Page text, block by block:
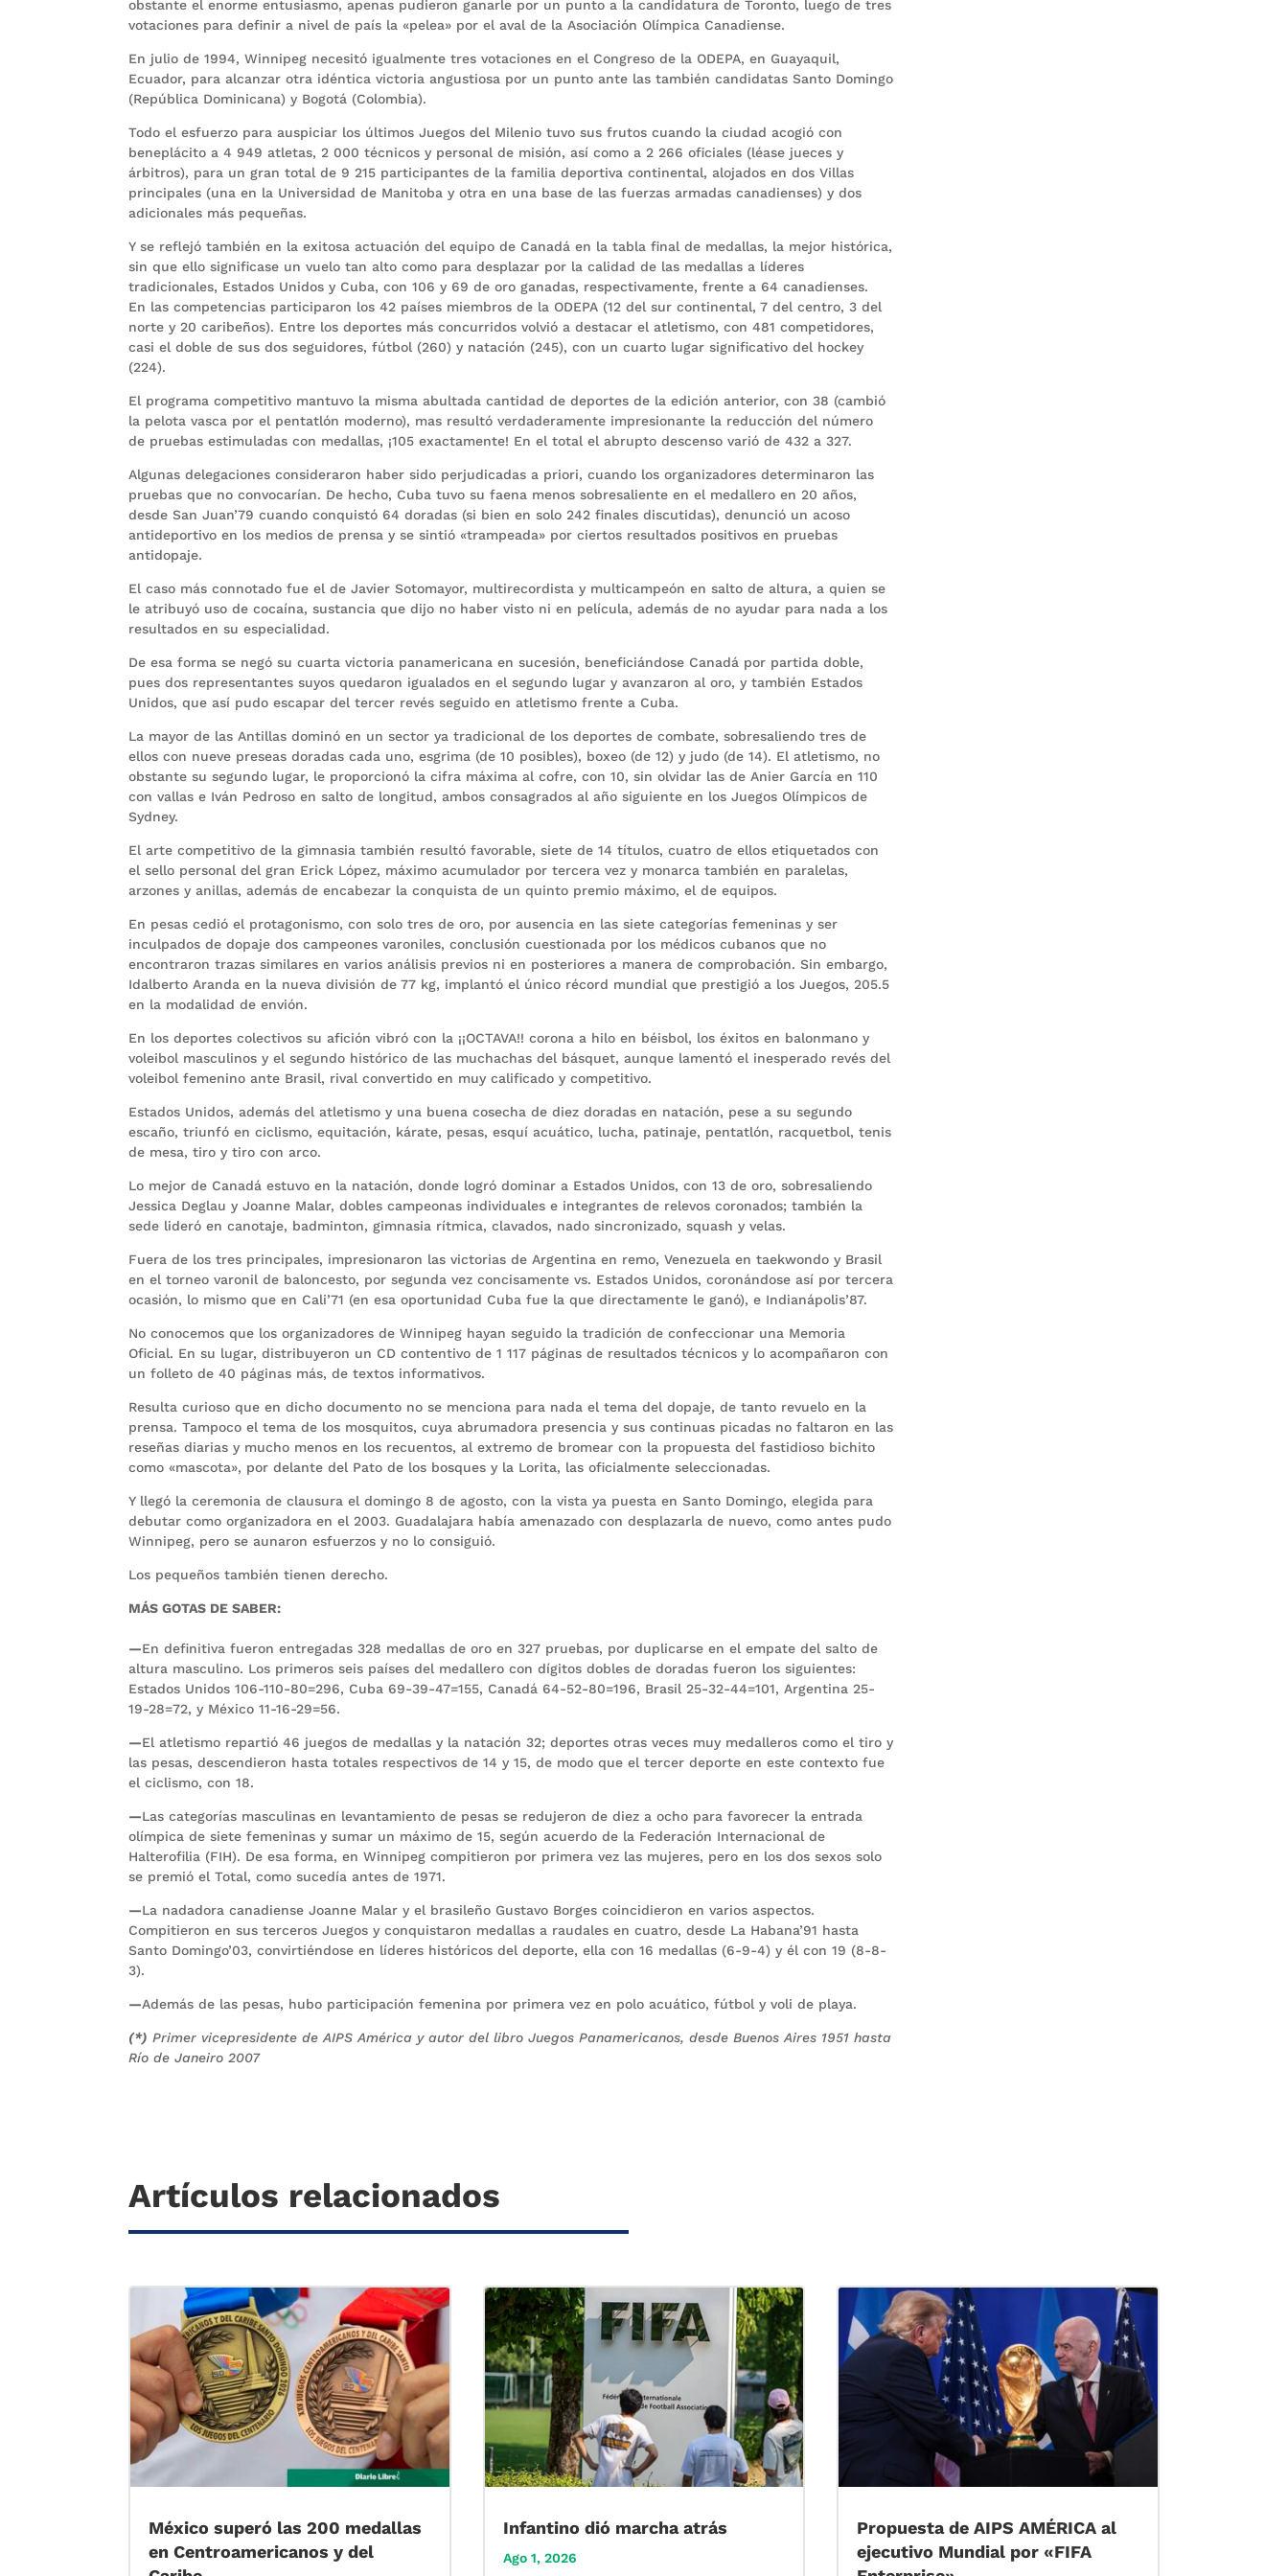
obstante el enorme entusiasmo, apenas pudieron ganarle por un punto a la candidatura de Toronto, luego de tres
votaciones para definir a nivel de país la «pelea» por el aval de la Asociación Olímpica Canadiense.
En julio de 1994, Winnipeg necesitó igualmente tres votaciones en el Congreso de la ODEPA, en Guayaquil,
Ecuador, para alcanzar otra idéntica victoria angustiosa por un punto ante las también candidatas Santo Domingo
(República Dominicana) y Bogotá (Colombia).
Todo el esfuerzo para auspiciar los últimos Juegos del Milenio tuvo sus frutos cuando la ciudad acogió con
beneplácito a 4 949 atletas, 2 000 técnicos y personal de misión, así como a 2 266 oficiales (léase jueces y
árbitros), para un gran total de 9 215 participantes de la familia deportiva continental, alojados en dos Villas
principales (una en la Universidad de Manitoba y otra en una base de las fuerzas armadas canadienses) y dos
adicionales más pequeñas.
Y se reflejó también en la exitosa actuación del equipo de Canadá en la tabla final de medallas, la mejor histórica,
sin que ello significase un vuelo tan alto como para desplazar por la calidad de las medallas a líderes
tradicionales, Estados Unidos y Cuba, con 106 y 69 de oro ganadas, respectivamente, frente a 64 canadienses.
En las competencias participaron los 42 países miembros de la ODEPA (12 del sur continental, 7 del centro, 3 del
norte y 20 caribeños). Entre los deportes más concurridos volvió a destacar el atletismo, con 481 competidores,
casi el doble de sus dos seguidores, fútbol (260) y natación (245), con un cuarto lugar significativo del hockey
(224).
El programa competitivo mantuvo la misma abultada cantidad de deportes de la edición anterior, con 38 (cambió
la pelota vasca por el pentatlón moderno), mas resultó verdaderamente impresionante la reducción del número
de pruebas estimuladas con medallas, ¡105 exactamente! En el total el abrupto descenso varió de 432 a 327.
Algunas delegaciones consideraron haber sido perjudicadas a priori, cuando los organizadores determinaron las
pruebas que no convocarían. De hecho, Cuba tuvo su faena menos sobresaliente en el medallero en 20 años,
desde San Juan’79 cuando conquistó 64 doradas (si bien en solo 242 finales discutidas), denunció un acoso
antideportivo en los medios de prensa y se sintió «trampeada» por ciertos resultados positivos en pruebas
antidopaje.
El caso más connotado fue el de Javier Sotomayor, multirecordista y multicampeón en salto de altura, a quien se
le atribuyó uso de cocaína, sustancia que dijo no haber visto ni en película, además de no ayudar para nada a los
resultados en su especialidad.
De esa forma se negó su cuarta victoria panamericana en sucesión, beneficiándose Canadá por partida doble,
pues dos representantes suyos quedaron igualados en el segundo lugar y avanzaron al oro, y también Estados
Unidos, que así pudo escapar del tercer revés seguido en atletismo frente a Cuba.
La mayor de las Antillas dominó en un sector ya tradicional de los deportes de combate, sobresaliendo tres de
ellos con nueve preseas doradas cada uno, esgrima (de 10 posibles), boxeo (de 12) y judo (de 14). El atletismo, no
obstante su segundo lugar, le proporcionó la cifra máxima al cofre, con 10, sin olvidar las de Anier García en 110
con vallas e Iván Pedroso en salto de longitud, ambos consagrados al año siguiente en los Juegos Olímpicos de
Sydney.
El arte competitivo de la gimnasia también resultó favorable, siete de 14 títulos, cuatro de ellos etiquetados con
el sello personal del gran Erick López, máximo acumulador por tercera vez y monarca también en paralelas,
arzones y anillas, además de encabezar la conquista de un quinto premio máximo, el de equipos.
En pesas cedió el protagonismo, con solo tres de oro, por ausencia en las siete categorías femeninas y ser
inculpados de dopaje dos campeones varoniles, conclusión cuestionada por los médicos cubanos que no
encontraron trazas similares en varios análisis previos ni en posteriores a manera de comprobación. Sin embargo,
Idalberto Aranda en la nueva división de 77 kg, implantó el único récord mundial que prestigió a los Juegos, 205.5
en la modalidad de envión.
En los deportes colectivos su afición vibró con la ¡¡OCTAVA!! corona a hilo en béisbol, los éxitos en balonmano y
voleibol masculinos y el segundo histórico de las muchachas del básquet, aunque lamentó el inesperado revés del
voleibol femenino ante Brasil, rival convertido en muy calificado y competitivo.
Estados Unidos, además del atletismo y una buena cosecha de diez doradas en natación, pese a su segundo
escaño, triunfó en ciclismo, equitación, kárate, pesas, esquí acuático, lucha, patinaje, pentatlón, racquetbol, tenis
de mesa, tiro y tiro con arco.
Lo mejor de Canadá estuvo en la natación, donde logró dominar a Estados Unidos, con 13 de oro, sobresaliendo
Jessica Deglau y Joanne Malar, dobles campeonas individuales e integrantes de relevos coronados; también la
sede lideró en canotaje, badminton, gimnasia rítmica, clavados, nado sincronizado, squash y velas.
Fuera de los tres principales, impresionaron las victorias de Argentina en remo, Venezuela en taekwondo y Brasil
en el torneo varonil de baloncesto, por segunda vez concisamente vs. Estados Unidos, coronándose así por tercera
ocasión, lo mismo que en Cali’71 (en esa oportunidad Cuba fue la que directamente le ganó), e Indianápolis’87.
No conocemos que los organizadores de Winnipeg hayan seguido la tradición de confeccionar una Memoria
Oficial. En su lugar, distribuyeron un CD contentivo de 1 117 páginas de resultados técnicos y lo acompañaron con
un folleto de 40 páginas más, de textos informativos.
Resulta curioso que en dicho documento no se menciona para nada el tema del dopaje, de tanto revuelo en la
prensa. Tampoco el tema de los mosquitos, cuya abrumadora presencia y sus continuas picadas no faltaron en las
reseñas diarias y mucho menos en los recuentos, al extremo de bromear con la propuesta del fastidioso bichito
como «mascota», por delante del Pato de los bosques y la Lorita, las oficialmente seleccionadas.
Y llegó la ceremonia de clausura el domingo 8 de agosto, con la vista ya puesta en Santo Domingo, elegida para
debutar como organizadora en el 2003. Guadalajara había amenazado con desplazarla de nuevo, como antes pudo
Winnipeg, pero se aunaron esfuerzos y no lo consiguió.
Los pequeños también tienen derecho.
MÁS GOTAS DE SABER:
—En definitiva fueron entregadas 328 medallas de oro en 327 pruebas, por duplicarse en el empate del salto de
altura masculino. Los primeros seis países del medallero con dígitos dobles de doradas fueron los siguientes:
Estados Unidos 106-110-80=296, Cuba 69-39-47=155, Canadá 64-52-80=196, Brasil 25-32-44=101, Argentina 25-
19-28=72, y México 11-16-29=56.
—El atletismo repartió 46 juegos de medallas y la natación 32; deportes otras veces muy medalleros como el tiro y
las pesas, descendieron hasta totales respectivos de 14 y 15, de modo que el tercer deporte en este contexto fue
el ciclismo, con 18.
—Las categorías masculinas en levantamiento de pesas se redujeron de diez a ocho para favorecer la entrada
olímpica de siete femeninas y sumar un máximo de 15, según acuerdo de la Federación Internacional de
Halterofilia (FIH). De esa forma, en Winnipeg compitieron por primera vez las mujeres, pero en los dos sexos solo
se premió el Total, como sucedía antes de 1971.
—La nadadora canadiense Joanne Malar y el brasileño Gustavo Borges coincidieron en varios aspectos.
Compitieron en sus terceros Juegos y conquistaron medallas a raudales en cuatro, desde La Habana’91 hasta
Santo Domingo’03, convirtiéndose en líderes históricos del deporte, ella con 16 medallas (6-9-4) y él con 19 (8-8-
3).
—Además de las pesas, hubo participación femenina por primera vez en polo acuático, fútbol y voli de playa.
(*) Primer vicepresidente de AIPS América y autor del libro Juegos Panamericanos, desde Buenos Aires 1951 hasta
Río de Janeiro 2007
Artículos relacionados
México superó las 200 medallas
en Centroamericanos y del
Infantino dió marcha atrás
Ago 1, 2026
Propuesta de AIPS AMÉRICA al
ejecutivo Mundial por «FIFA